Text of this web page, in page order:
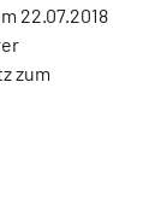
22.07.2018
zum